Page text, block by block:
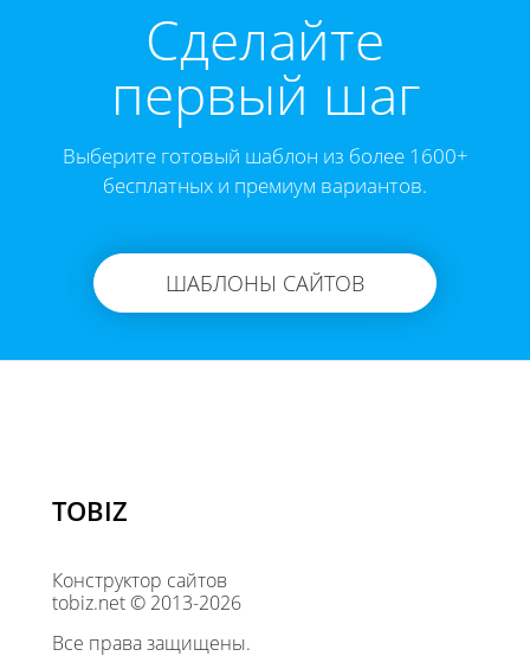
Cделайте
первый шаг
Выберите готовый шаблон из более 1600+
бесплатных и премиум вариантов.
ШАБЛОНЫ САЙТОВ
TOBIZ
Конструктор сайтов
tobiz.net © 2013-2026
Все права защищены.